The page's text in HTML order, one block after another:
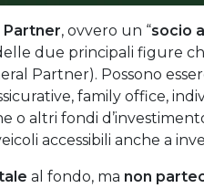
, ovvero un “socio
due principali figure
Partner). Possono
family office,
o altri fondi
accessibili anche a
al fondo, ma non